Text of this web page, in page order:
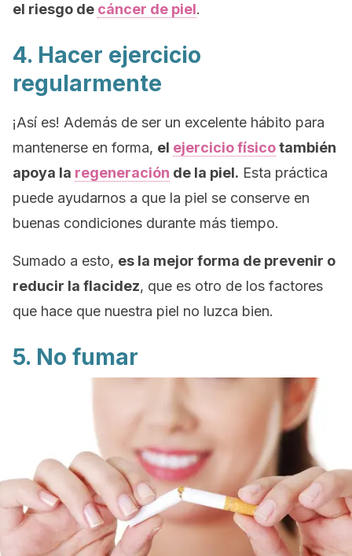
el riesgo de cáncer de piel.
4. Hacer ejercicio
regularmente
¡Así es! Además de ser un excelente hábito para
mantenerse en forma, el ejercicio físicotambién
apoya la regeneración de la piel. Esta práctica
puede ayudarnos a que la piel se conserve en
buenas condiciones durante más tiempo.
Sumado a esto, es la mejor forma de prevenir o
reducir la flacidez, que es otro de los factores
que hace que nuestra piel no luzca bien.
5. No fumar